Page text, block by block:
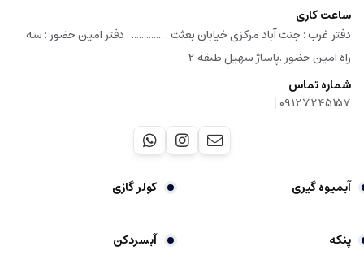
ساعت کاری
دفتر غرب : جنت آباد مرکزی خیابان بعثت . ............. . دفتر امین حضور : سه
راه امین حضور .پاساژ سهیل طبقه 2
شماره تماس
09127245157
|
آبمیوه گیری کولر گازی
پنکه آبسردکن